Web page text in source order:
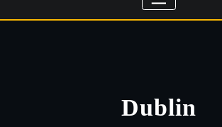
Dublin